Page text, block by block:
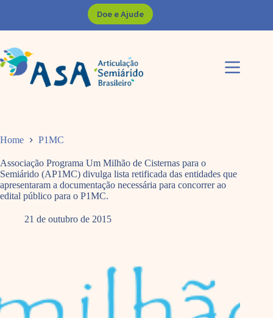
Doe e Ajude
Home P1MC
Associação Programa Um Milhão de Cisternas para o
Semiárido (AP1MC) divulga lista retificada das entidades que
apresentaram a documentação necessária para concorrer ao
edital público para o P1MC.
21 de outubro de 2015